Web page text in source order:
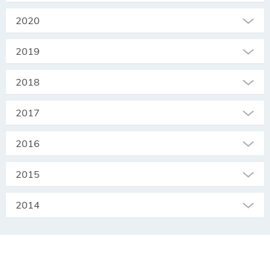
2020
2019
2018
2017
2016
2015
2014